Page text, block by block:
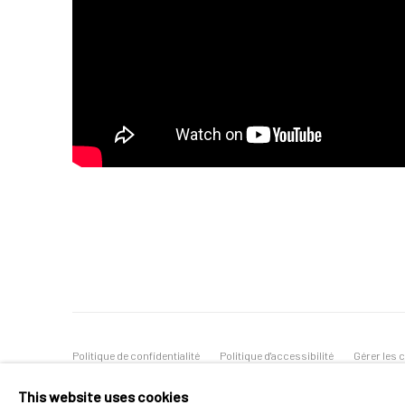
Politique de confidentialité Politique d'accessibilité Gérer les
This website uses cookies